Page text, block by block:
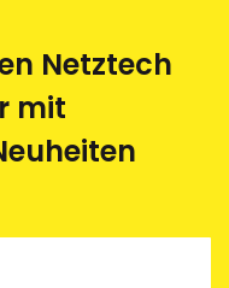
Netztech
mit